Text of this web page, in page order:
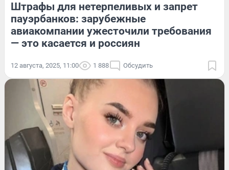
Штрафы для нетерпеливых и запрет
пауэрбанков: зарубежные
авиакомпании ужесточили требования
— это касается и россиян
12 августа, 2025, 11:00 1 888 Обсудить